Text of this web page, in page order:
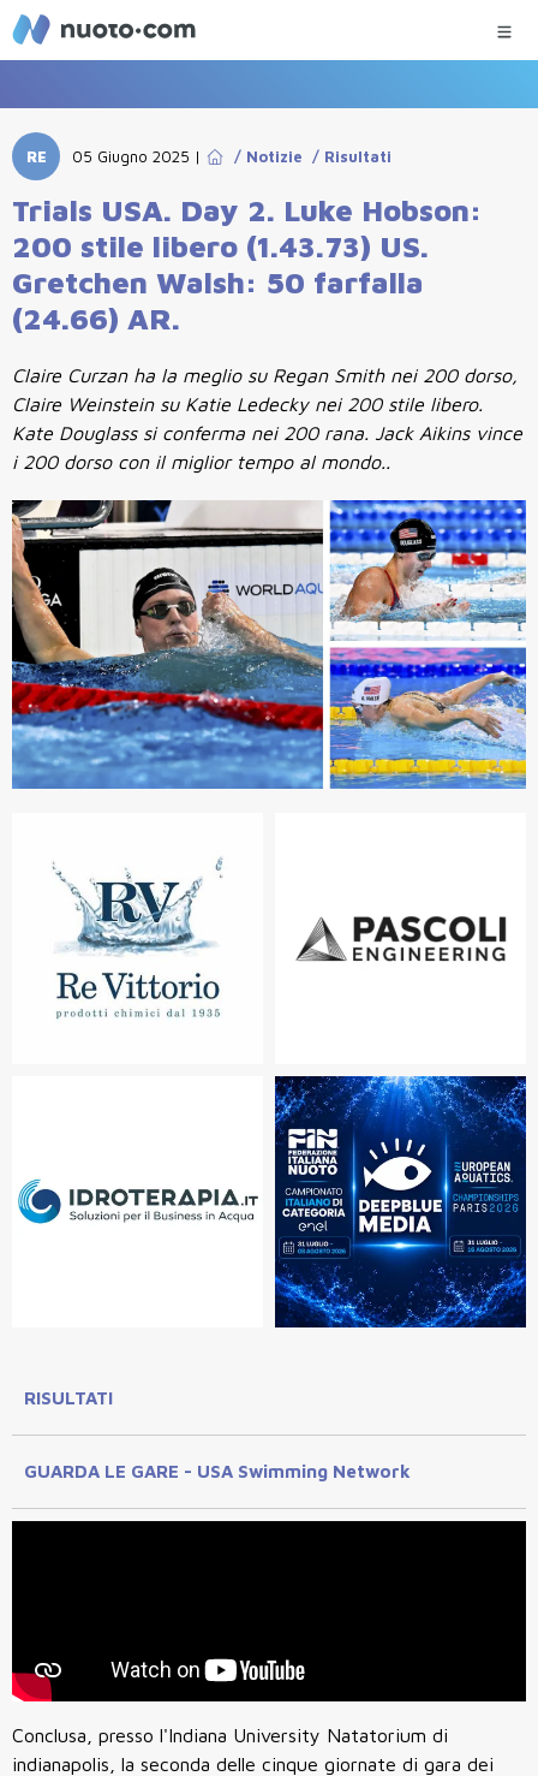
RE 05 Giugno 2025 | / Notizie / Risultati
Trials USA. Day 2. Luke Hobson:
200 stile libero (1.43.73) US.
Gretchen Walsh: 50 farfalla
(24.66) AR.
Claire Curzan ha la meglio su Regan Smith nei 200 dorso,
Claire Weinstein su Katie Ledecky nei 200 stile libero.
Kate Douglass si conferma nei 200 rana. Jack Aikins vince
i 200 dorso con il miglior tempo al mondo..
RISULTATI
GUARDA LE GARE - USA Swimming Network
Conclusa, presso l'Indiana University Natatorium di
indianapolis, la seconda delle cinque giornate di gara dei